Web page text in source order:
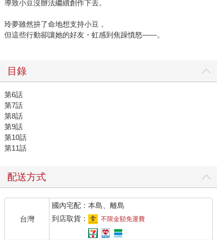
導致小豆沒辦法繼續創作下去。
玲夢雖然拚了命地想支持小豆，
但這些行動卻讓她的好友・虹感到焦躁憤怒——。
目錄
第6話
第7話
第8話
第9話
第10話
第11話
配送方式
台灣
國內宅配：本島、離島
到店取貨：
不限金額免運費